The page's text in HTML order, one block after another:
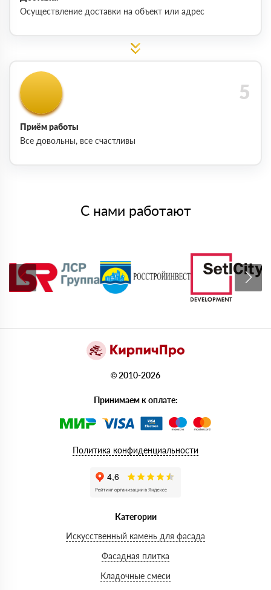
Осуществление доставки на объект или адрес
Приём работы
Все довольны, все счастливы
С нами работают
© 2010-2026
Принимаем к оплате:
Политика конфиденциальности
Категории
Искусственный камень для фасада
Фасадная плитка
Кладочные смеси